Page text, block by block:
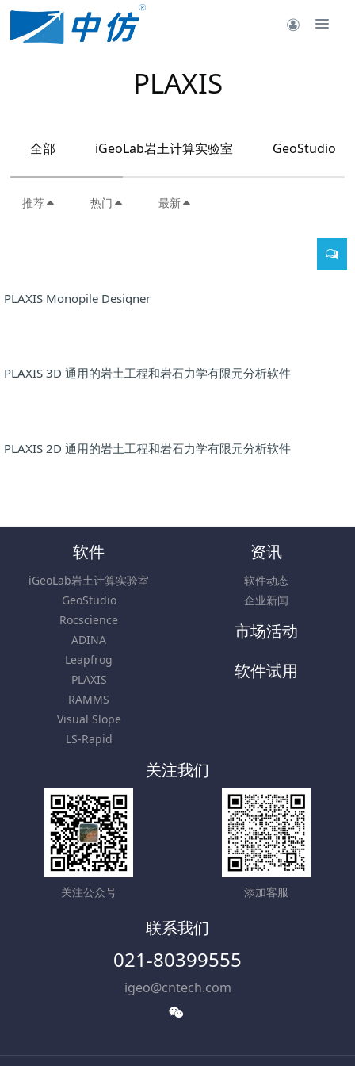
PLAXIS
全部 iGeoLab岩土计算实验室 GeoStudio
推荐 热门 最新
PLAXIS Monopile Designer
PLAXIS 3D 通用的岩土工程和岩石力学有限元分析软件
PLAXIS 2D 通用的岩土工程和岩石力学有限元分析软件
软件
iGeoLab岩土计算实验室
GeoStudio
Rocscience
ADINA
Leapfrog
PLAXIS
RAMMS
Visual Slope
LS-Rapid
资讯
软件动态
企业新闻
市场活动
软件试用
关注我们
关注公众号 添加客服
联系我们
021-80399555
igeo@cntech.com